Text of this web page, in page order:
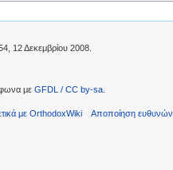
12 Δεκεμβρίου 2008.
με GFDL / CC by-sa
με OrthodoxWiki Αποποίηση ευθυνών